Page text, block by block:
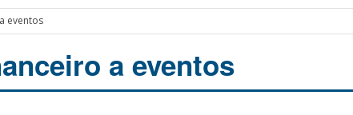
eventos
a eventos